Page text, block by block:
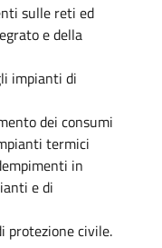
sulle reti ed
e della
impianti di
dei consumi
termici
in
e di
protezione civile.